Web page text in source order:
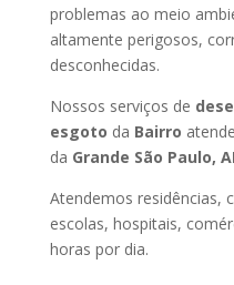
problemas ao meio
altamente perigosos,
desconhecidas.
Nossos serviços de
esgoto da Bairro
da Grande São Paulo,
Atendemos residências,
escolas, hospitais,
horas por dia.